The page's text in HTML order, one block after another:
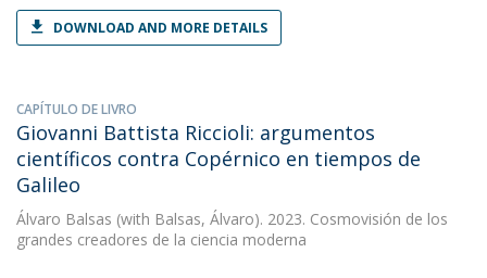
DOWNLOAD AND MORE DETAILS
CAPÍTULO DE LIVRO
Giovanni Battista Riccioli: argumentos
científicos contra Copérnico en tiempos de
Galileo
Álvaro Balsas (with Balsas, Álvaro). 2023. Cosmovisión de los
grandes creadores de la ciencia moderna